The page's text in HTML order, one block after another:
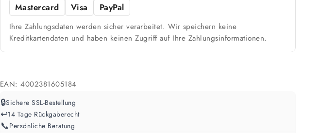
2 Anstriche empfohlen
Werte sind Richtwerte und können je nach Untergrund und Werkzeug abweichen. Für 10 % Reserve wird automatisch
aufgerundet.
Mastercard
Visa PayPal
Ihre Zahlungsdaten werden sicher verarbeitet. Wir speichern keine
Kreditkartendaten und haben keinen Zugriff auf Ihre Zahlungsinformationen.
EAN:4002381605184
🔒Sichere SSL-Bestellung
↩️14 Tage Rückgaberecht
📞Persönliche Beratung